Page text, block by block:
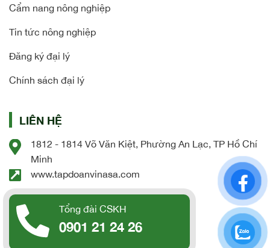
Cẩm nang nông nghiệp
Tin tức nông nghiệp
Đăng ký đại lý
Chính sách đại lý
LIÊN HỆ
1812 - 1814 Võ Văn Kiệt, Phường An Lạc, TP Hồ Chí
Minh
www.tapdoanvinasa.com
Tổng đài CSKH
0901 21 24 26